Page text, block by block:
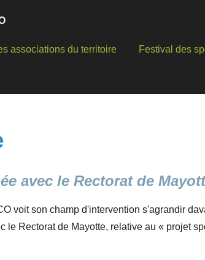
associations du territoire Festival des
avec le Rectorat de
voit son champ d'intervention s'agrandir
le Rectorat de Mayotte, relative au « projet